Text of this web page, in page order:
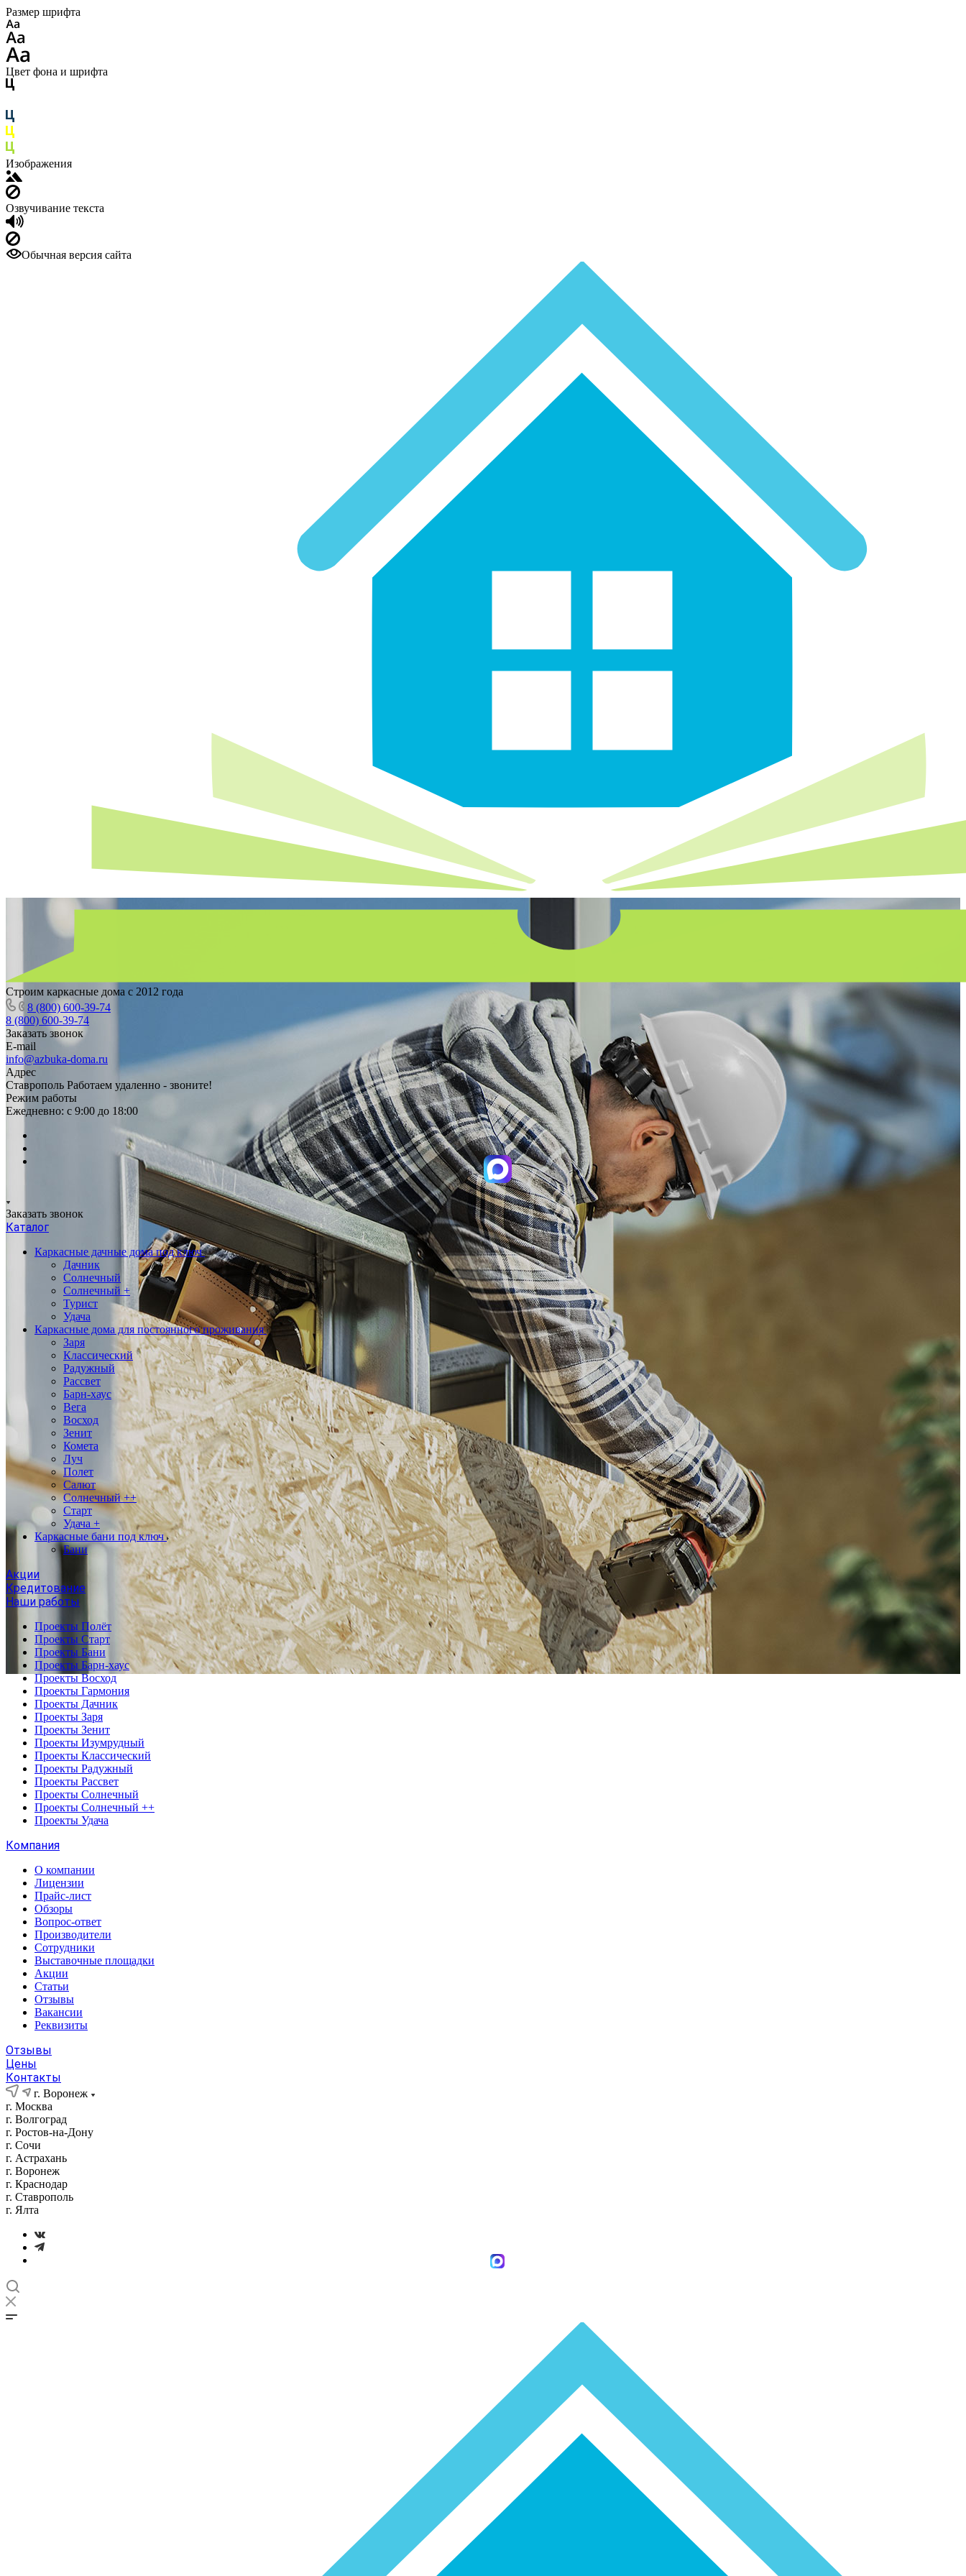
Размер шрифта
Цвет фона и шрифта
Изображения
Озвучивание текста
Обычная версия сайта
Строим каркасные дома с 2012 года
8 (800) 600-39-74
8 (800) 600-39-74
Заказать звонок
E-mail
info@azbuka-doma.ru
Адрес
Ставрополь Работаем удаленно - звоните!
Режим работы
Ежедневно: с 9:00 до 18:00
Заказать звонок
Каталог
Каркасные дачные дома под ключ
Дачник
Солнечный
Солнечный +
Турист
Удача
Каркасные дома для постоянного проживания
Заря
Классический
Радужный
Рассвет
Барн-хаус
Вега
Восход
Зенит
Комета
Луч
Полет
Салют
Солнечный ++
Старт
Удача +
Каркасные бани под ключ
Бани
Акции
Кредитование
Наши работы
Проекты Полёт
Проекты Старт
Проекты Бани
Проекты Барн-хаус
Проекты Восход
Проекты Гармония
Проекты Дачник
Проекты Заря
Проекты Зенит
Проекты Изумрудный
Проекты Классический
Проекты Радужный
Проекты Рассвет
Проекты Солнечный
Проекты Солнечный ++
Проекты Удача
Компания
О компании
Лицензии
Прайс-лист
Обзоры
Вопрос-ответ
Производители
Сотрудники
Выставочные площадки
Акции
Статьи
Отзывы
Вакансии
Реквизиты
Отзывы
Цены
Контакты
г. Воронеж
г. Москва
г. Волгоград
г. Ростов-на-Дону
г. Сочи
г. Астрахань
г. Воронеж
г. Краснодар
г. Ставрополь
г. Ялта